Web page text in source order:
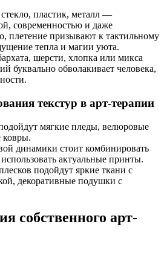
пластик, металл —
современностью и даже
плетение призывают к тактильному
тепла и магии уюта.
шерсти, хлопка или микса
буквально обволакивает человека,
текстур в арт-терапии
мягкие пледы, велюровые
динамики стоит комбинировать
актуальные принты.
подойдут яркие ткани с
декоративные подушки с
собственного арт-